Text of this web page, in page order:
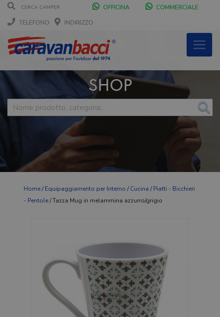
OFFICINA
COMMERCIALE
TELEFONO
INDIRIZZO
SHOP
Home/Equipaggiamento per Interno /Cucina /Piatti - Bicchieri
- Pentole/ Tazza Mug in melammina azzurro/grigio